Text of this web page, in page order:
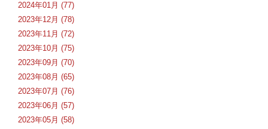
2024年01月 (77)
2023年12月 (78)
2023年11月 (72)
2023年10月 (75)
2023年09月 (70)
2023年08月 (65)
2023年07月 (76)
2023年06月 (57)
2023年05月 (58)